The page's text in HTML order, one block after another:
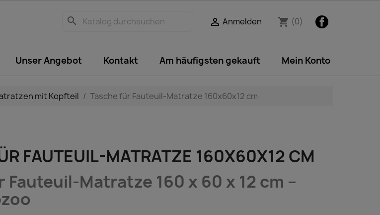
Facebook
shopping_cart (0)
 Anmelden
search
Unser Angebot Kontakt Am häufigsten gekauft Mein Konto
mit Kopfteil Tasche für Fauteuil-Matratze 160x60x12 cm
FAUTEUIL-MATRATZE 160X60X12 CM
Fauteuil-Matratze 160 x 60 x 12 cm –